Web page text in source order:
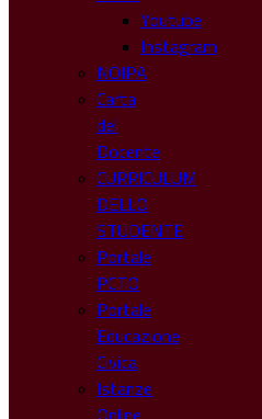
Youtube
Instagram
NOIPA
Carta
del
Docente
CURRICULUM
DELLO
STUDENTE
Portale
PCTO
Portale
Educazione
Civica
Istanze